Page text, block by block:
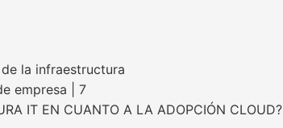
la infraestructura
empresa | 7
IT EN CUANTO A LA ADOPCIÓN CLOUD?